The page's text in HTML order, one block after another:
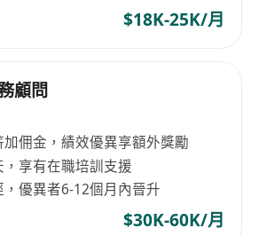
$18K-25K/月
顧問
佣金，績效優異享額外獎勵
享有在職培訓支援
優異者6-12個月內晉升
$30K-60K/月